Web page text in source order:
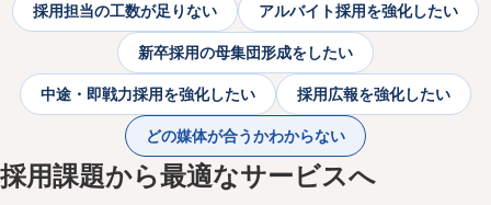
採用担当の工数が足りない アルバイト採用を強化したい
新卒採用の母集団形成をしたい
中途・即戦力採用を強化したい 採用広報を強化したい
どの媒体が合うかわからない
採用課題から最適なサービスへ